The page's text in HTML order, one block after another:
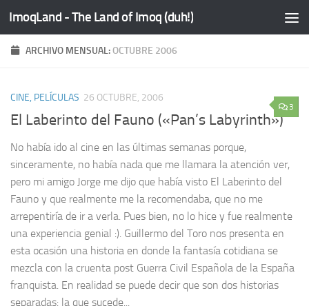
Saltar al contenido
ImoqLand - The Land of Imoq (duh!)
ARCHIVO MENSUAL:OCTUBRE 2006
3
CINE, PELÍCULAS 26 OCTUBRE, 2006
El Laberinto del Fauno («Pan’s Labyrinth»)
No había ido al cine en las últimas semanas porque,
sinceramente, no había nada que me llamara la atención ver,
pero mi amigo Jorge me dijo que había visto El Laberinto del
Fauno y que realmente me la recomendaba, que no me
arrepentiría de ir a verla. Pues bien, no lo hice y fue realmente
una experiencia genial :). Guillermo del Toro nos presenta en
esta ocasión una historia en donde la fantasía cotidiana se
mezcla con la cruenta post Guerra Civil Española de la España
franquista. En realidad se puede decir que son dos historias
separadas: la que sucede...